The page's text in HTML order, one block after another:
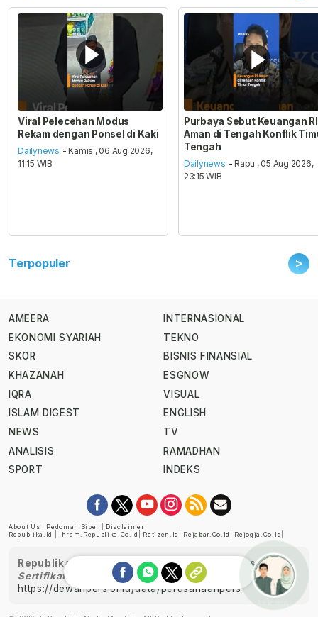
Viral Pelecehan Modus
Rekam dengan Ponsel di Kaki
Dailynews - Kamis , 06 Aug 2026,
11:15 WIB
Purbaya Sebut Keuangan RI
Aman di Tengah Konflik
Tengah
Dailynews - Rabu , 05 Aug 2026,
23:15 WIB
Terpopuler >
AMEERA
EKONOMI SYARIAH
SKOR
KHAZANAH
IQRA
ISLAM DIGEST
NEWS
ANALISIS
SPORT
INTERNASIONAL
TEKNO
BISNIS FINANSIAL
ESGNOW
VISUAL
ENGLISH
TV
RAMADHAN
INDEKS
About Us Pedoman Siber
Disclaimer
Republika.id
Ihram.republika.co.id Retizen.id Rejabar.co.id Rejogja.co.id
Republika telah diverifikasi oleh Dewan Pers
Sertifikat Nomor 1058/DP-Verifikasi/K/XII/2022
https://dewanpers.or.id/data/perusahaanpers
Ask me!